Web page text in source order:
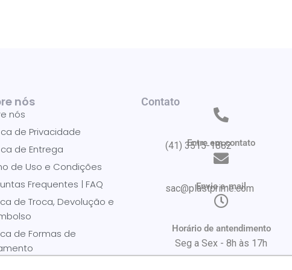
nós
nós
de Privacidade
de Entrega
de Uso e Condições
Frequentes | FAQ
de Troca, Devolução e
de Formas de
Contato
Entre em contato
(41) 3515-1882
Envie e-mail
sac@plastprime.com​
Horário de antendimento
Seg a Sex - 8h às 17h